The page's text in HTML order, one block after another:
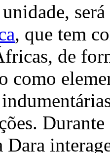
, que tem
de
como
Dara